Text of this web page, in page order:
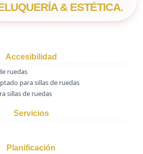
& ESTÉTICA.
Accesibilidad
ruedas
para sillas de ruedas
sillas de ruedas
Servicios
Planificación